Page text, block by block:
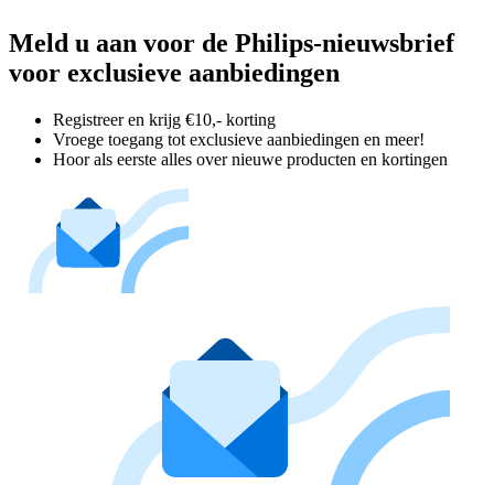
Meld u aan voor de Philips-nieuwsbrief
voor exclusieve aanbiedingen
Registreer en krijg €10,- korting
Vroege toegang tot exclusieve aanbiedingen en meer!
Hoor als eerste alles over nieuwe producten en kortingen